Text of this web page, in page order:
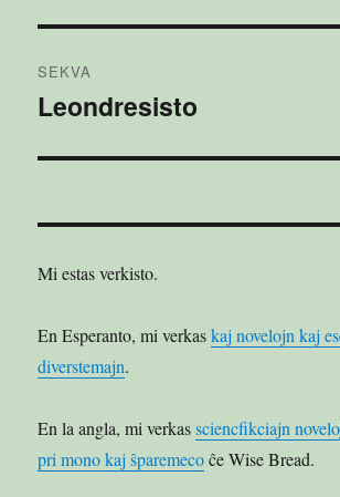
SEKVA
Sekva
Leondresisto
Mi estas verkisto.
En Esperanto, mi verkaskaj novelojn kaj
diverstemajn.
En la angla, mi verkassciencfikciajn
pri mono kaj ŝparemecoĉe Wise Bread.